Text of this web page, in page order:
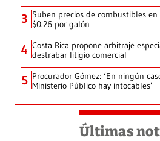
3 Suben precios de combustibles
$0.26 por galón
4 Costa Rica propone arbitraje
destrabar litigio comercial
5 Procurador Gómez: ‘En ningún
Ministerio Público hay intocables’
Últimas